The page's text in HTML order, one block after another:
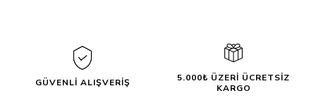
GÜVENLİ ALIŞVERİŞ
5.000₺ ÜZERİ ÜCRETSİZ
KARGO